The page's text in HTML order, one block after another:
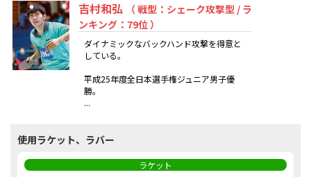
吉村和弘
（ 戦型：シェーク攻撃型 / ラ
ンキング：79位 ）
ダイナミックなバックハンド攻撃を得意と
している。
平成25年度全日本選手権ジュニア男子優
勝。
...
使用ラケット、ラバー
ラケット